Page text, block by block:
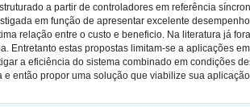
a partir de controladores em referência
em função de apresentar excelente
relação entre o custo e beneficio. Na literatura já
Entretanto estas propostas limitam-se a aplicações
a eficiência do sistema combinado em condições
então propor uma solução que viabilize sua